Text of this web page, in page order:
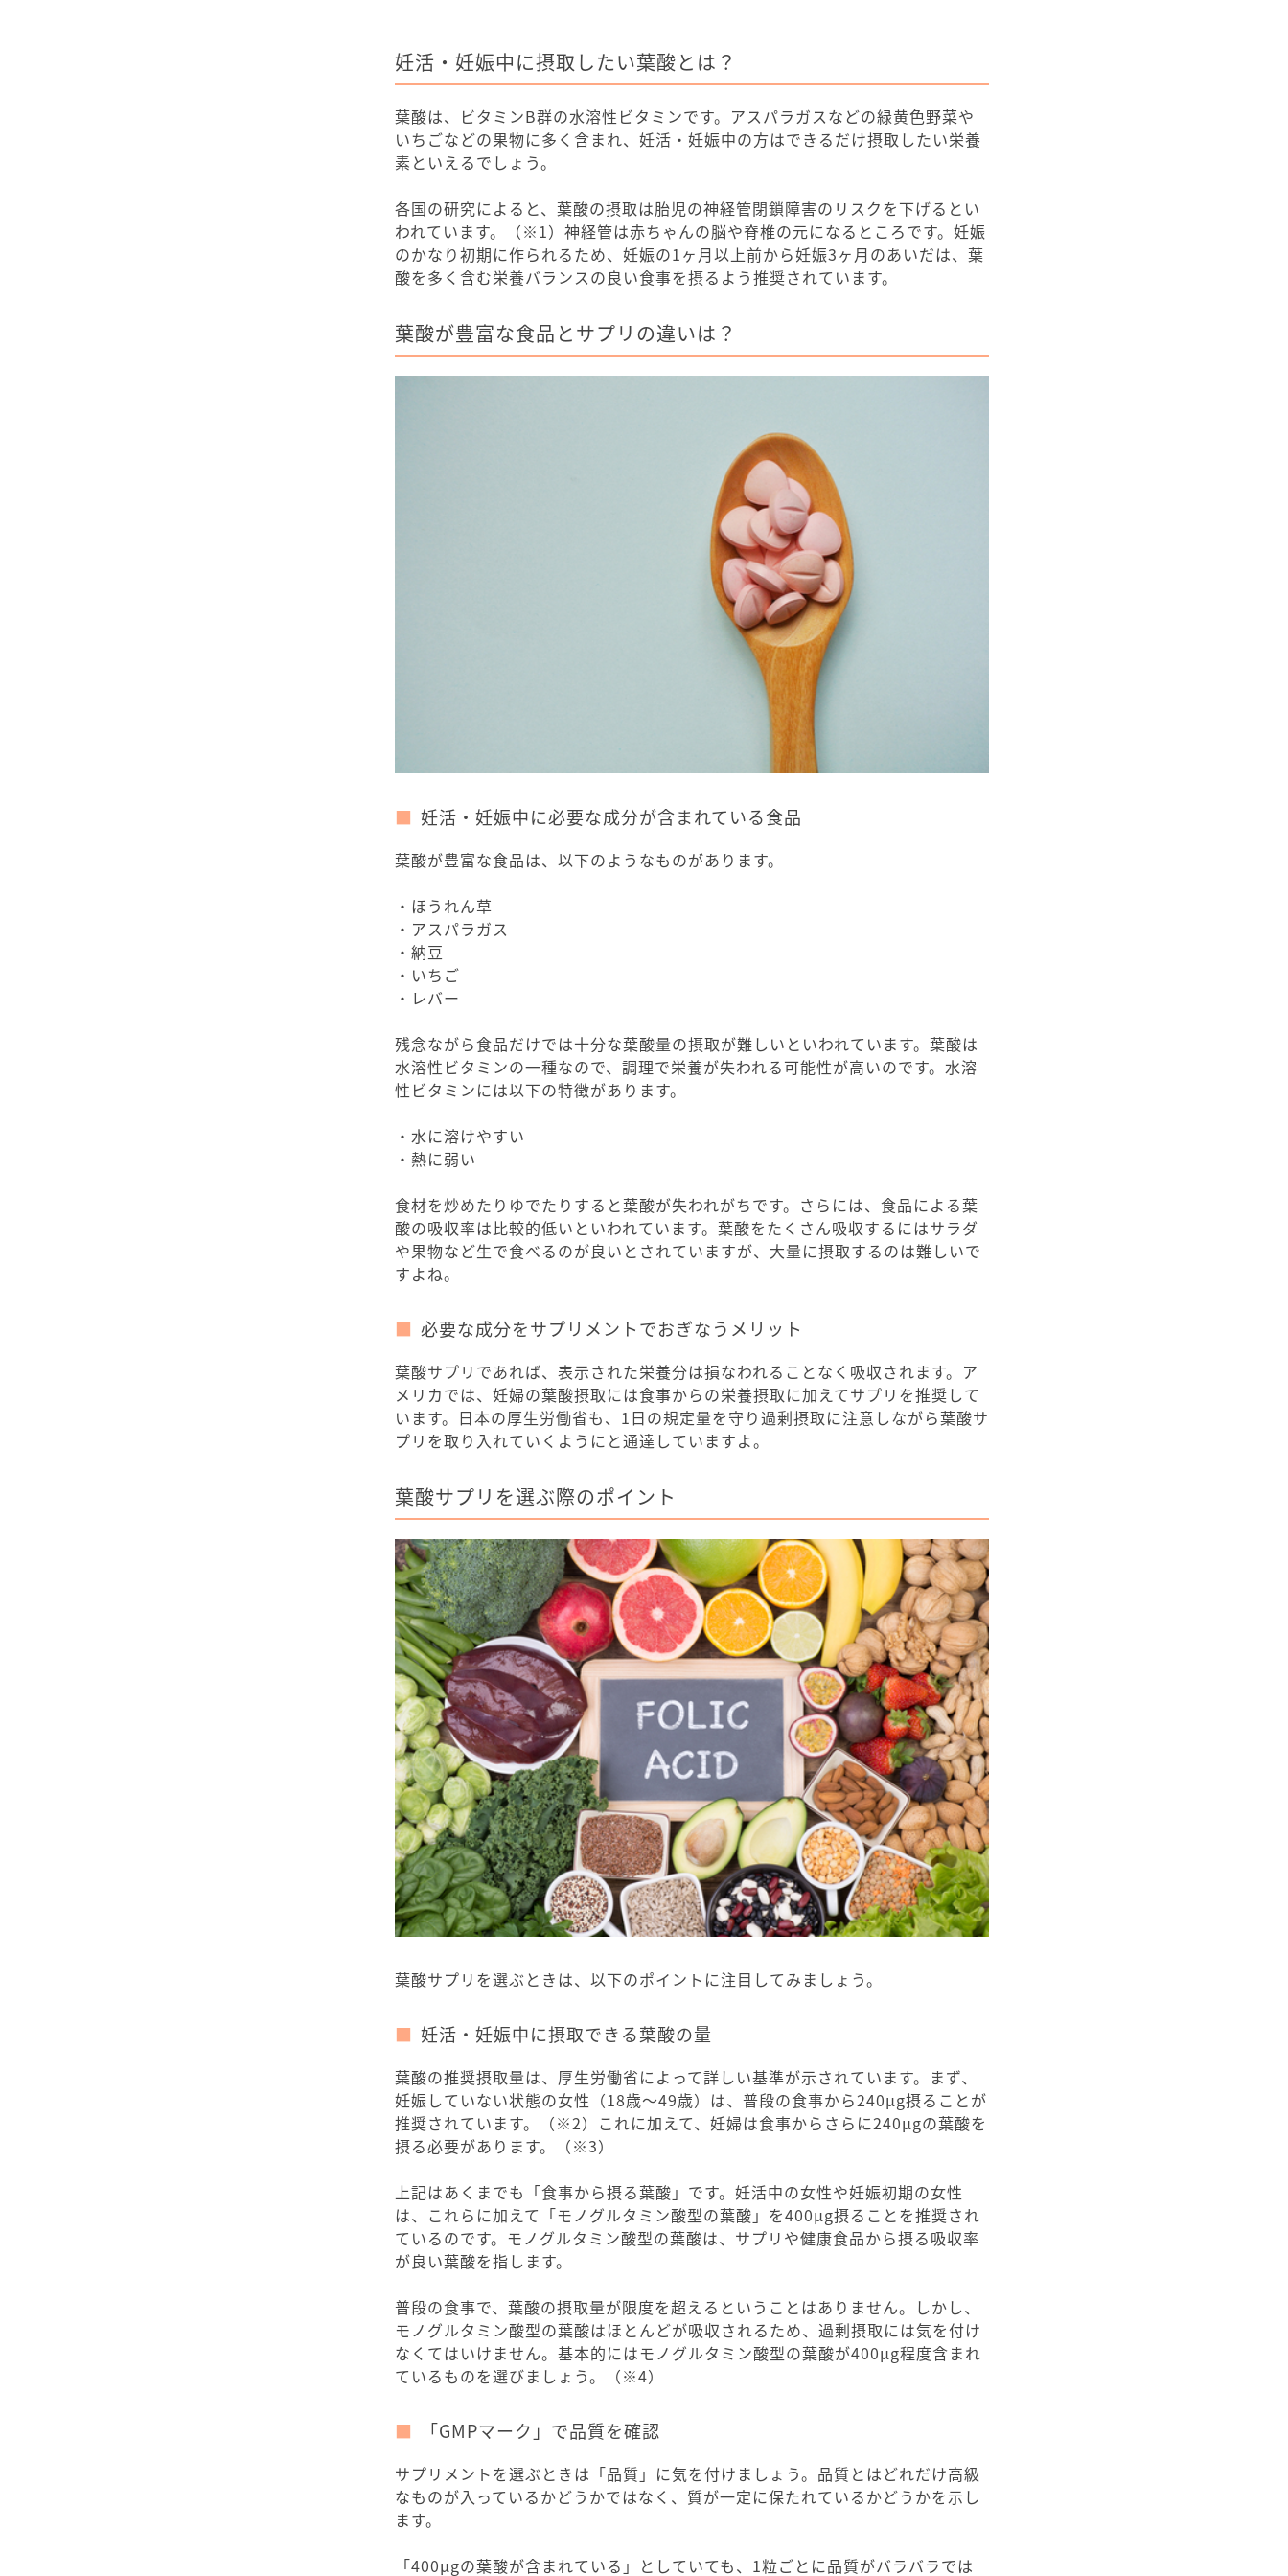
妊活・妊娠中に摂取したい葉酸とは？
葉酸は、ビタミンB群の水溶性ビタミンです。アスパラガスなどの緑黄色野菜や
いちごなどの果物に多く含まれ、妊活・妊娠中の方はできるだけ摂取したい栄養
素といえるでしょう。
各国の研究によると、葉酸の摂取は胎児の神経管閉鎖障害のリスクを下げるとい
われています。（※1）神経管は赤ちゃんの脳や脊椎の元になるところです。妊娠
のかなり初期に作られるため、妊娠の1ヶ月以上前から妊娠3ヶ月のあいだは、葉
酸を多く含む栄養バランスの良い食事を摂るよう推奨されています。
葉酸が豊富な食品とサプリの違いは？
妊活・妊娠中に必要な成分が含まれている食品
葉酸が豊富な食品は、以下のようなものがあります。
・ほうれん草
・アスパラガス
・納豆
・いちご
・レバー
残念ながら食品だけでは十分な葉酸量の摂取が難しいといわれています。葉酸は
水溶性ビタミンの一種なので、調理で栄養が失われる可能性が高いのです。水溶
性ビタミンには以下の特徴があります。
・水に溶けやすい
・熱に弱い
食材を炒めたりゆでたりすると葉酸が失われがちです。さらには、食品による葉
酸の吸収率は比較的低いといわれています。葉酸をたくさん吸収するにはサラダ
や果物など生で食べるのが良いとされていますが、大量に摂取するのは難しいで
すよね。
必要な成分をサプリメントでおぎなうメリット
葉酸サプリであれば、表示された栄養分は損なわれることなく吸収されます。ア
メリカでは、妊婦の葉酸摂取には食事からの栄養摂取に加えてサプリを推奨して
います。日本の厚生労働省も、1日の規定量を守り過剰摂取に注意しながら葉酸サ
プリを取り入れていくようにと通達していますよ。
葉酸サプリを選ぶ際のポイント
葉酸サプリを選ぶときは、以下のポイントに注目してみましょう。
妊活・妊娠中に摂取できる葉酸の量
葉酸の推奨摂取量は、厚生労働省によって詳しい基準が示されています。まず、
妊娠していない状態の女性（18歳〜49歳）は、普段の食事から240μg摂ることが
推奨されています。（※2）これに加えて、妊婦は食事からさらに240μgの葉酸を
摂る必要があります。（※3）
上記はあくまでも「食事から摂る葉酸」です。妊活中の女性や妊娠初期の女性
は、これらに加えて「モノグルタミン酸型の葉酸」を400μg摂ることを推奨され
ているのです。モノグルタミン酸型の葉酸は、サプリや健康食品から摂る吸収率
が良い葉酸を指します。
普段の食事で、葉酸の摂取量が限度を超えるということはありません。しかし、
モノグルタミン酸型の葉酸はほとんどが吸収されるため、過剰摂取には気を付け
なくてはいけません。基本的にはモノグルタミン酸型の葉酸が400μg程度含まれ
ているものを選びましょう。（※4）
「GMPマーク」で品質を確認
サプリメントを選ぶときは「品質」に気を付けましょう。品質とはどれだけ高級
なものが入っているかどうかではなく、質が一定に保たれているかどうかを示し
ます。
「400μgの葉酸が含まれている」としていても、1粒ごとに品質がバラバラでは